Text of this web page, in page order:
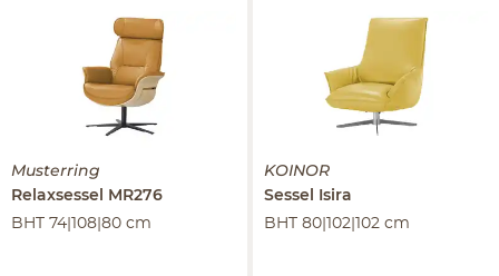
Musterring
Relaxsessel
MR276
BHT 74|108|80 cm
KOINOR
Sessel
Isira
BHT 80|102|102 cm